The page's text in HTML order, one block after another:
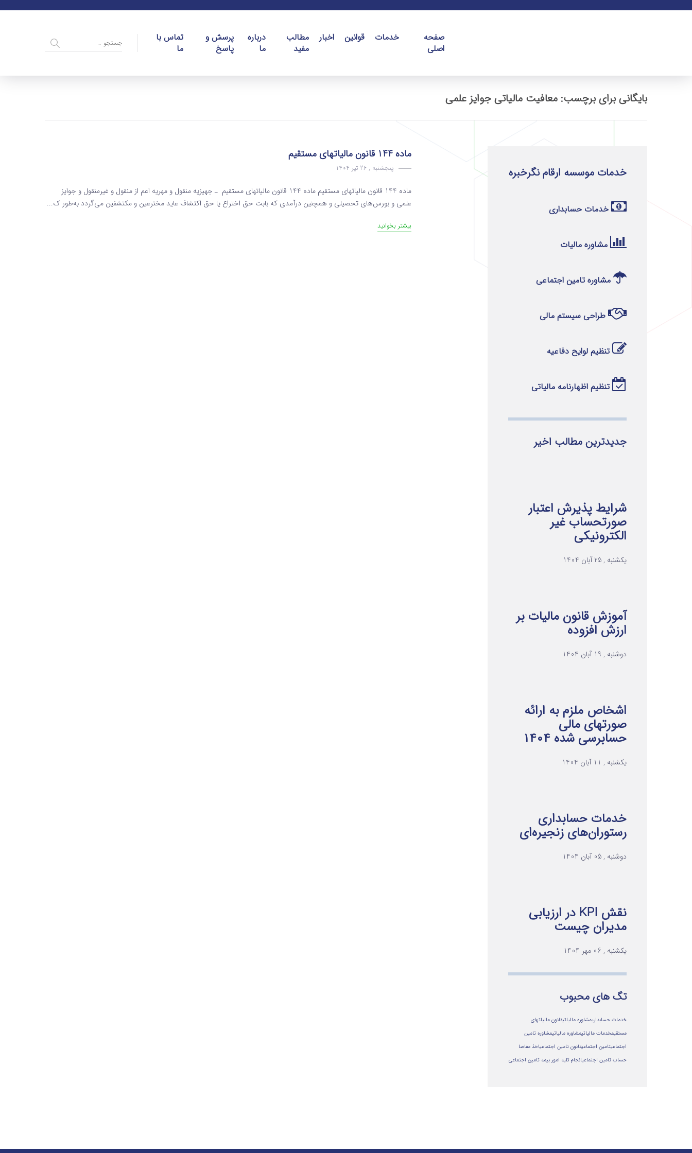
صفحه
اصلی
خدمات قوانین اخبار
مطالب
مفید
درباره
ما
پرسش و
پاسخ
تماس با
ما
بایگانی برای برچسب: معافیت مالیاتی جوایز علمی
ماده 144 قانون مالیاتهای مستقیم
پنجشنبه , 26 تیر 1404
ماده 144 قانون مالیاتهای مستقیم ماده 144 قانون مالیاتهای مستقیم ـ جهیزیه منقول و مهریه اعم از منقول و غیرمنقول و جوایز
علمی و بورس‌های تحصیلی و همچنین درآمدی که بابت‌ حق اختراع یا حق اکتشاف عاید مخترعین و مکتشفین می‌گردد به‌طور ک...
بیشتر بخوانید
خدمات موسسه ارقام نگرخبره
خدمات حسابداری
مشاوره مالیات
مشاوره تامین اجتماعی
طراحی سیستم مالی
تنظیم لوایح دفاعیه
تنظیم اظهارنامه مالیاتی
جدیدترین مطالب اخیر
شرایط پذیرش اعتبار
صورتحساب غیر
الکترونیکی
یکشنبه , 25 آبان 1404
آموزش قانون مالیات بر
ارزش افزوده
دوشنبه , 19 آبان 1404
اشخاص ملزم به ارائه
صورتهای مالی
حسابرسی شده ۱۴۰۴
یکشنبه , 11 آبان 1404
خدمات حسابداری
رستوران‌های زنجیره‌ای
دوشنبه , 05 آبان 1404
نقش KPI در ارزیابی
مدیران چیست
یکشنبه , 06 مهر 1404
تگ های محبوب
خدمات حسابداریمشاوره مالیاتیقانون مالیاتهای
مستقیمخدمات مالیاتیمشاوره مالياتيمشاوره تامین
اجتماعیتامین اجتماعیقانون تامین اجتماعیاخذ مفاصا
حساب تامین اجتماعیانجام کلیه امور بیمه تامین اجتماعی